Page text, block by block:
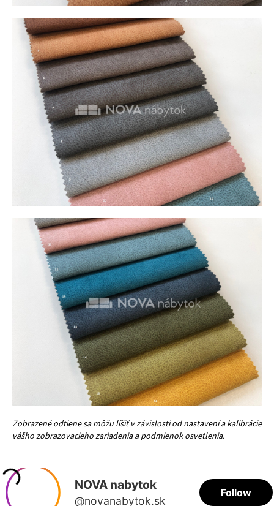
Zobrazené odtiene sa môžu líšiť v závislosti od nastavení a kalibrácie
vášho zobrazovacieho zariadenia a podmienok osvetlenia.